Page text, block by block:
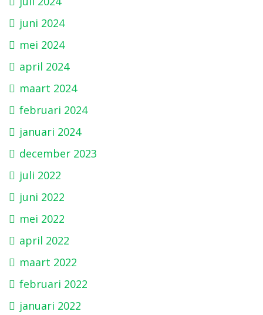
juni 2024
mei 2024
april 2024
maart 2024
februari 2024
januari 2024
december 2023
juli 2022
juni 2022
mei 2022
april 2022
maart 2022
februari 2022
januari 2022